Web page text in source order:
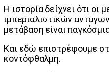
Η ιστορία δείχνει ότι οι
ιμπεριαλιστικών
μετάβαση είναι
Και εδώ επιστρέφουμε
κοντόφθαλμη.